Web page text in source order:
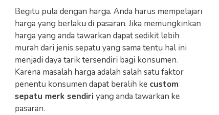
Begitu pula dengan harga. Anda harus mempelajari
harga yang berlaku di pasaran. Jika memungkinkan
harga yang anda tawarkan dapat sedikit lebih
murah dari jenis sepatu yang sama tentu hal ini
menjadi daya tarik tersendiri bagi konsumen.
Karena masalah harga adalah salah satu faktor
penentu konsumen dapat beralih ke custom
sepatu merk sendiri yang anda tawarkan ke
pasaran.